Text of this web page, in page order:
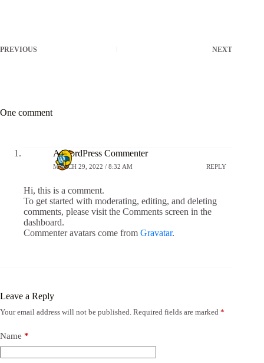
PREVIOUS NEXT
One comment
A WordPress Commenter
MARCH 29, 2022 / 8:32 AM REPLY
Hi, this is a comment.
To get started with moderating, editing, and deleting
comments, please visit the Comments screen in the
dashboard.
Commenter avatars come from Gravatar.
Leave a Reply
Your email address will not be published. Required fields are marked *
Name *